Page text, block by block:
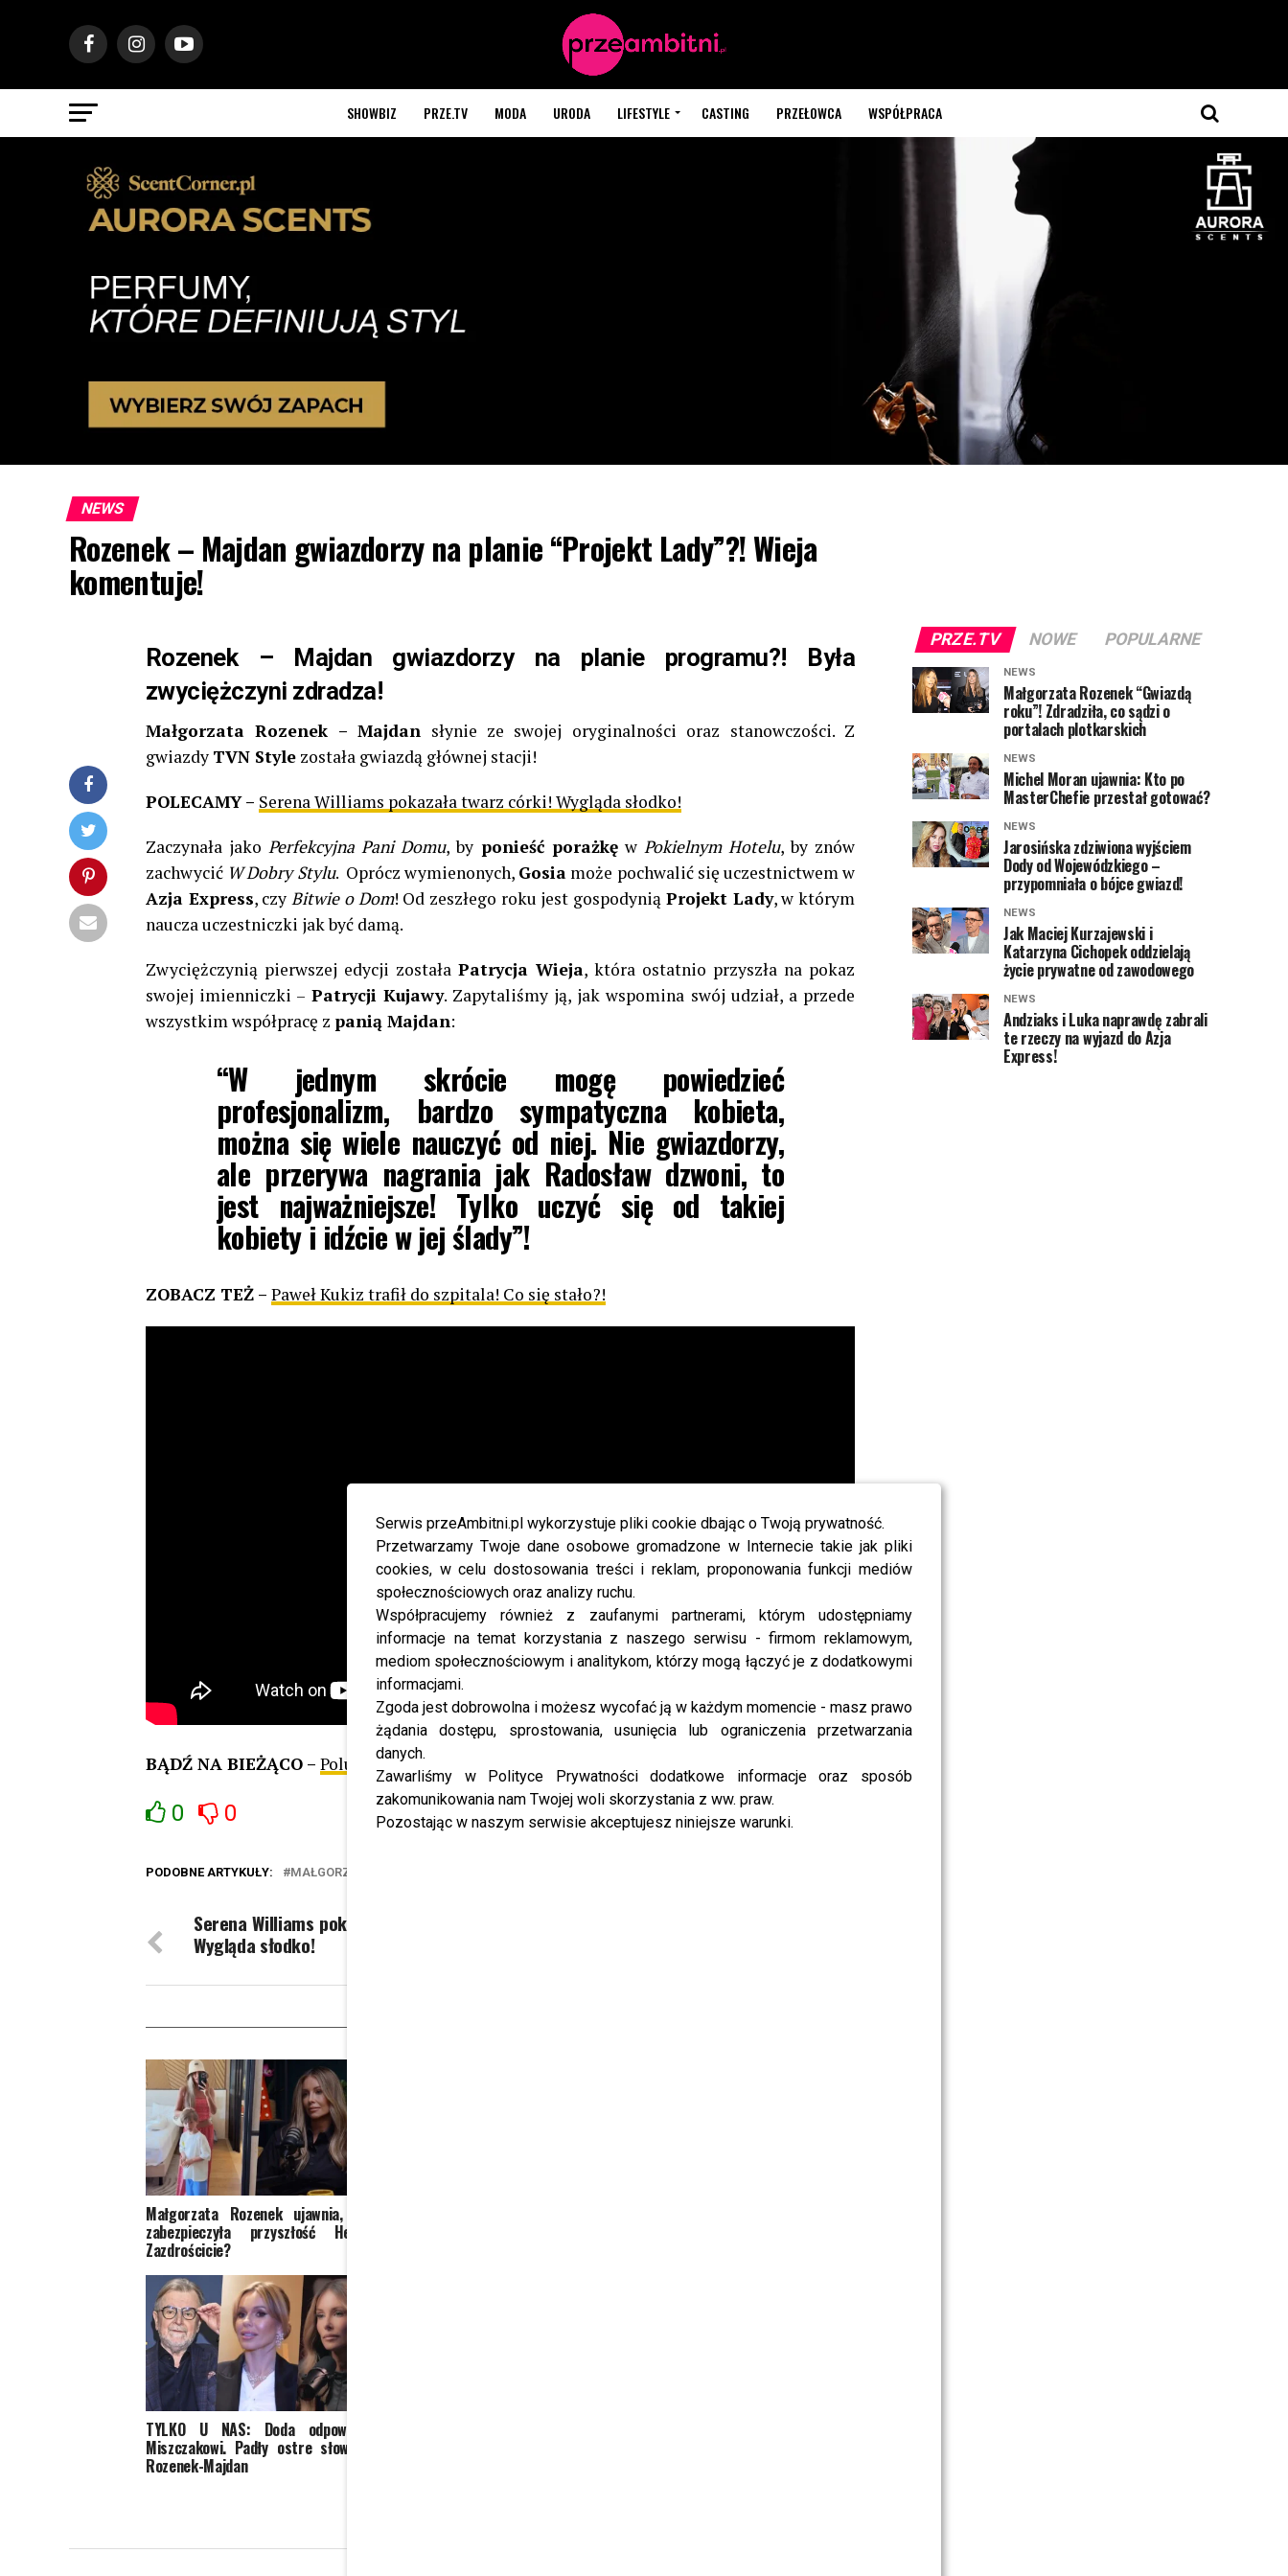
Serwis przeAmbitni.pl wykorzystuje pliki cookie dbając o Twoją prywatność.
Przetwarzamy Twoje dane osobowe gromadzone w Internecie takie jak pliki
cookies, w celu dostosowania treści i reklam, proponowania funkcji mediów
społecznościowych oraz analizy ruchu.
Współpracujemy również z zaufanymi partnerami, którym udostępniamy
informacje na temat korzystania z naszego serwisu - firmom reklamowym,
mediom społecznościowym i analitykom, którzy mogą łączyć je z dodatkowymi
informacjami.
Zgoda jest dobrowolna i możesz wycofać ją w każdym momencie - masz prawo
żądania dostępu, sprostowania, usunięcia lub ograniczenia przetwarzania
danych.
Zawarliśmy w Polityce Prywatności dodatkowe informacje oraz sposób
zakomunikowania nam Twojej woli skorzystania z ww. praw.
Pozostając w naszym serwisie akceptujesz niniejsze warunki.
SHOWBIZ PRZE.TV MODA URODA LIFESTYLE CASTING PRZEŁOWCA WSPÓŁPRACA
NEWS
Rozenek – Majdan gwiazdorzy na planie “Projekt Lady”?! Wieja
komentuje!
Rozenek – Majdan gwiazdorzy na planie programu?! Była
zwyciężczyni zdradza!
Małgorzata Rozenek – Majdan słynie ze swojej oryginalności oraz stanowczości. Z
gwiazdy TVN Style została gwiazdą głównej stacji!
POLECAMY – Serena Williams pokazała twarz córki! Wygląda słodko!
Zaczynała jako Perfekcyjna Pani Domu, byponieść porażkę wPokielnym Hotelu, by znów
zachwycić W Dobry Stylu. Oprócz wymienonych, Gosia może pochwalić się uczestnictwem w
Azja Express, czyBitwie o Dom! Od zeszłego roku jest gospodynią Projekt Lady, w którym
naucza uczestniczki jak być damą.
Zwyciężczynią pierwszej edycji została Patrycja Wieja, która ostatnio przyszła na pokaz
swojej imienniczki – Patrycji Kujawy. Zapytaliśmy ją, jak wspomina swój udział, a przede
wszystkim współpracę z panią Majdan:
“W jednym skrócie mogę powiedzieć
profesjonalizm, bardzo sympatyczna kobieta,
można się wiele nauczyć od niej. Nie gwiazdorzy,
ale przerywa nagrania jak Radosław dzwoni, to
jest najważniejsze! Tylko uczyć się od takiej
kobiety i idźcie w jej ślady”!
ZOBACZ TEŻ – Paweł Kukiz trafił do szpitala! Co się stało?!
BĄDŹ NA BIEŻĄCO – Polub nas na Facebooku
0 0
PODOBNE ARTYKUŁY: MAŁGORZATA ROZENEK MAJDAN
Serena Williams pokazała twarz córki!
Wygląda słodko!
Małgorzata Rozenek ujawnia, jak
zabezpieczyła przyszłość Henia.
Zazdrościcie?
TYLKO U NAS: Doda odpowiada
Miszczakowi. Padły ostre słowa o
Rozenek-Majdan
PRZE.TV NOWE POPULARNE
NEWS
Małgorzata Rozenek “Gwiazdą
roku”! Zdradziła, co sądzi o
portalach plotkarskich
NEWS
Michel Moran ujawnia: Kto po
MasterChefie przestał gotować?
NEWS
Jarosińska zdziwiona wyjściem
Dody od Wojewódzkiego –
przypomniała o bójce gwiazd!
NEWS
Jak Maciej Kurzajewski i
Katarzyna Cichopek oddzielają
życie prywatne od zawodowego
NEWS
Andziaks i Luka naprawdę zabrali
te rzeczy na wyjazd do Azja
Express!